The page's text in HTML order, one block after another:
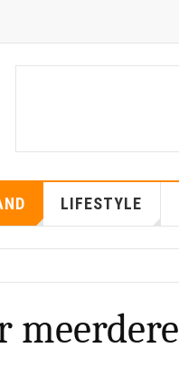
LIFESTYLE
meerdere